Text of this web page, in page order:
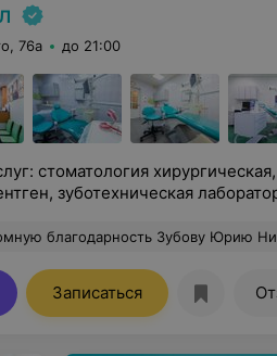
76а до 21:00
стоматология
зуботехническая
от Бога! У меня аллергия на анестетики и это огромная проблема при лечении зубов. А тут имплантация. Юрий Николаевич очень бережно отнесся ко мне и провел сложную
Записаться